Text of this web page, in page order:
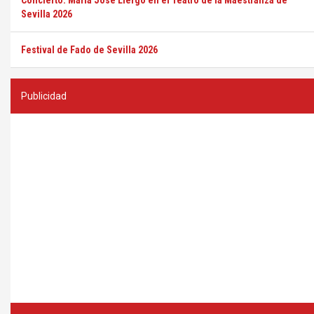
Sevilla 2026
Festival de Fado de Sevilla 2026
Publicidad